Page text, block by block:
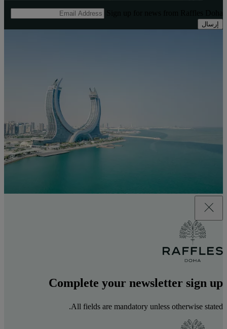
إرسال
Complete your newsletter sign up
All fields are mandatory unless otherwise stated.